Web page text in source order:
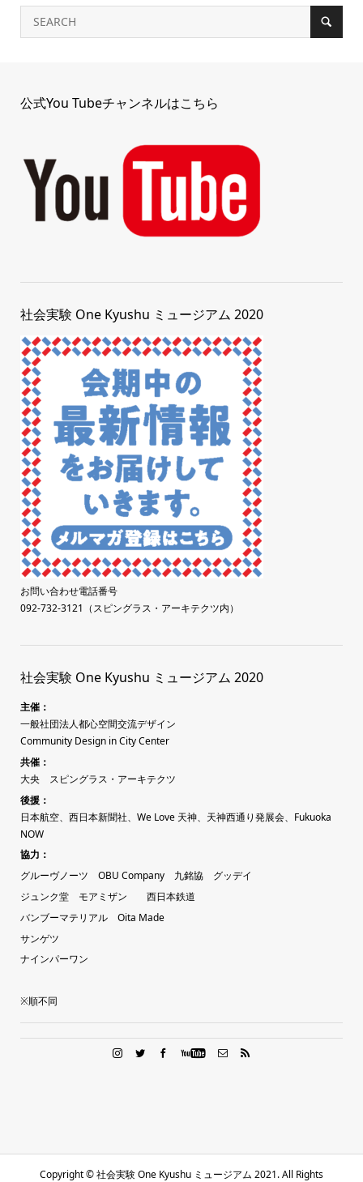
公式You Tubeチャンネルはこちら
社会実験 One Kyushu ミュージアム 2020
お問い合わせ電話番号
092-732-3121（スピングラス・アーキテクツ内）
社会実験 One Kyushu ミュージアム 2020
主催：
一般社団法人都心空間交流デザイン
Community Design in City Center
共催：
大央
スピングラス・アーキテクツ
後援：
日本航空、西日本新聞社、 We Love 天神、天神西通り発展会、 Fukuoka
NOW
協力：
グルーヴノーツ
OBU Company 九銘協 グッデイ
ジュンク堂 モアミザン 西日本鉄道
バンブーマテリアル Oita Made
サンゲツ
ナインパーワン
※順不同
Copyright ©社会実験 One Kyushu ミュージアム 2021. All Rights